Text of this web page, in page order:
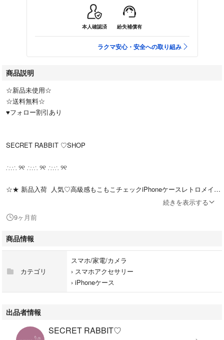
本人確認済 紛失補償有
ラクマ安心・安全への取り組み
商品説明
☆新品未使用☆
☆送料無料☆
♥︎フォロー割引あり
SECRET RABBIT ♡SHOP
∴∵∴ ୨୧ ∴∵∴ ୨୧ ∴∵∴ ୨୧
☆★ 新品入荷 人気♡高級感もこもこチェックiPhoneケースレトロメイラ
小物はこちらから♪
#SCRBKOMONO
∴∵∴ ୨୧ ∴∵∴ ୨୧ ∴∵∴ ୨୧
■対応機種
iPhone7plus/8plus
続きを表示する
9ヶ月前
商品情報
カテゴリ
スマホ/家電/カメラ
› スマホアクセサリー
› iPhoneケース
出品者情報
SECRET RABBIT♡